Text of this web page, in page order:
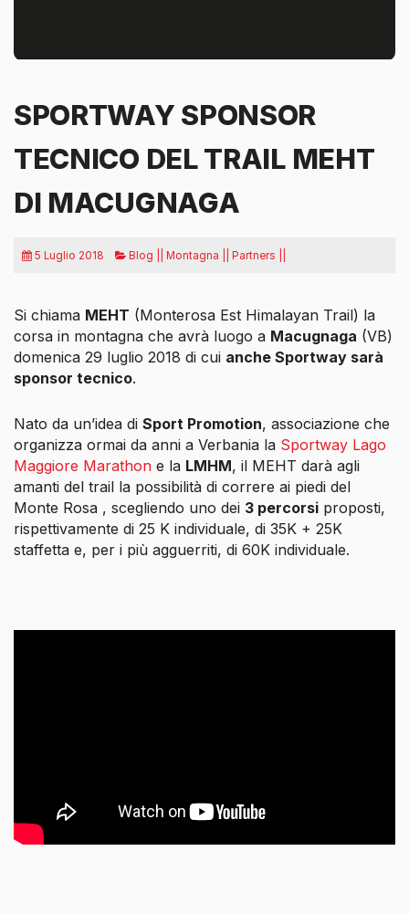
SPORTWAY SPONSOR
TECNICO DEL TRAIL MEHT
DI MACUGNAGA
5 Luglio 2018 Blog || Montagna || Partners ||
Si chiama MEHT (Monterosa Est Himalayan Trail) la
corsa in montagna che avrà luogo a Macugnaga (VB)
domenica 29 luglio 2018 di cui anche Sportway sarà
sponsor tecnico.
Nato da un’idea di Sport Promotion, associazione che
organizza ormai da anni a Verbania la Sportway Lago
Maggiore Marathon e la LMHM, il MEHT darà agli
amanti del trail la possibilità di correre ai piedi del
Monte Rosa , scegliendo uno dei 3 percorsi proposti,
rispettivamente di 25 K individuale, di 35K + 25K
staffetta e, per i più agguerriti, di 60K individuale.